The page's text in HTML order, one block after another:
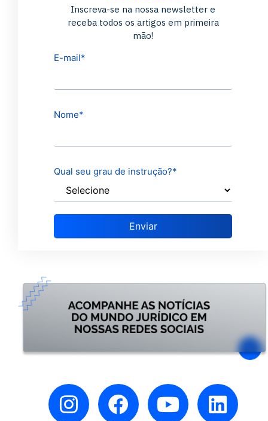
Inscreva-se na nossa newsletter e
receba todos os artigos em primeira
mão!
E-mail*
Nome*
Qual seu grau de instrução?*